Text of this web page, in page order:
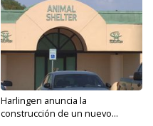
Harlingen anuncia la
construcción de un nuevo...